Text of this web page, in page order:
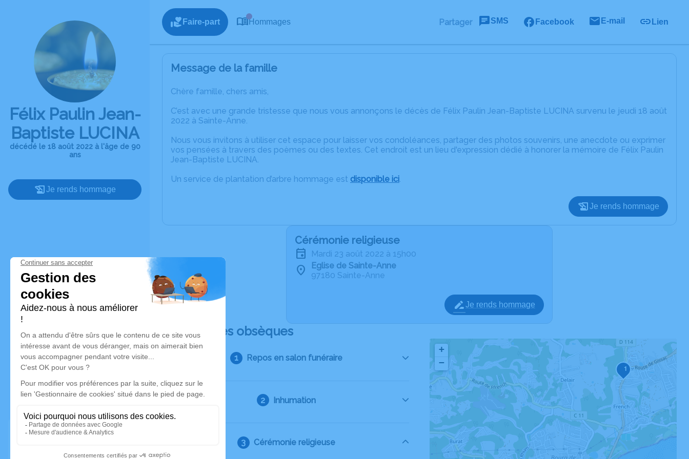
Félix Paulin Jean-
Baptiste LUCINA
décédé le 18 août 2022 à l'âge de 90
ans
Je rends hommage
Faire-part Hommages Partager SMS Facebook E-mail Lien
Message de la famille
Chère famille, chers amis,
C’est avec une grande tristesse que nous vous annonçons le décès de Félix Paulin Jean-Baptiste LUCINA survenu le jeudi 18 août
2022 à Sainte-Anne.
Nous vous invitons à utiliser cet espace pour laisser vos condoléances, partager des photos souvenirs, une anecdote ou exprimer
vos pensées à travers des poèmes ou des textes. Cet endroit est un lieu d'expression dédié à honorer la mémoire de Félix Paulin
Jean-Baptiste LUCINA.
Un service de plantation d’arbre hommage est disponible ici.
Je rends hommage
Cérémonie religieuse
mardi 23 août 2022 à 15h00
Eglise de Sainte-Anne
97180 Sainte-Anne
Je rends hommage
Déroulé des obsèques
Repos en salon funéraire
Inhumation
Cérémonie religieuse
1
+
−